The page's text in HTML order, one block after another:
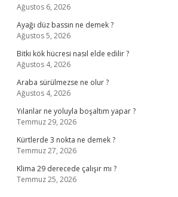
Ağustos 6, 2026
Ayağı düz bassın ne demek ?
Ağustos 5, 2026
Bitki kök hücresi nasıl elde edilir ?
Ağustos 4, 2026
Araba sürülmezse ne olur ?
Ağustos 4, 2026
Yılanlar ne yoluyla boşaltım yapar ?
Temmuz 29, 2026
Kürtlerde 3 nokta ne demek ?
Temmuz 27, 2026
Klima 29 derecede çalışır mı ?
Temmuz 25, 2026